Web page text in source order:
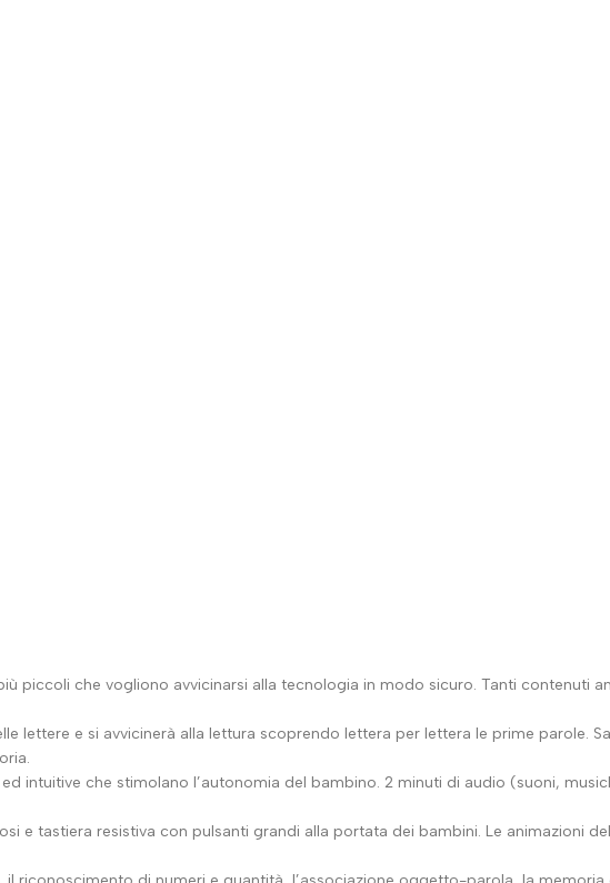
piccoli che vogliono avvicinarsi alla tecnologia in modo sicuro. Tanti contenuti
lettere e si avvicinerà alla lettura scoprendo lettera per lettera le prime parole.
ed intuitive che stimolano l’autonomia del bambino. 2 minuti di audio (suoni,
e tastiera resistiva con pulsanti grandi alla portata dei bambini. Le animazioni